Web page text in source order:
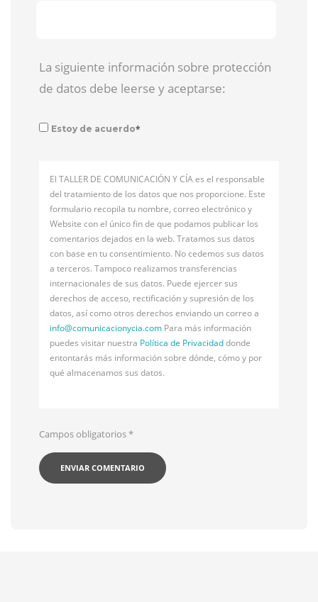
La siguiente información sobre protección
de datos debe leerse y aceptarse:
Estoy de acuerdo*
El TALLER DE COMUNICACIÓN Y CÍA es el responsable
del tratamiento de los datos que nos proporcione. Este
formulario recopila tu nombre, correo electrónico y
Website con el único fin de que podamos publicar los
comentarios dejados en la web. Tratamos sus datos
con base en tu consentimiento. No cedemos sus datos
a terceros. Tampoco realizamos transferencias
internacionales de sus datos. Puede ejercer sus
derechos de acceso, rectificación y supresión de los
datos, así como otros derechos enviando un correo a
info@comunicacionycia.com Para más información
puedes visitar nuestra Política de Privacidaddonde
entontarás más información sobre dónde, cómo y por
qué almacenamos sus datos.
Campos obligatorios*